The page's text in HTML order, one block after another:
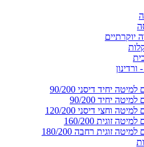
יוקרתיים
יחיד דיסני 90/200
יחיד 90/200
וחצי דיסני 120/200
זוגית 160/200
זוגית רחבה 180/200